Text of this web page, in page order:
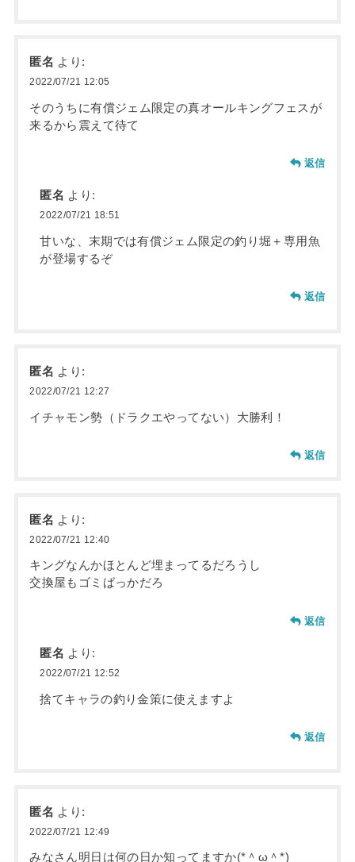
匿名 より:
2022/07/21 12:05
そのうちに有償ジェム限定の真オールキングフェスが
来るから震えて待て
返信
匿名 より:
2022/07/21 18:51
甘いな、末期では有償ジェム限定の釣り堀＋専用魚
が登場するぞ
返信
匿名 より:
2022/07/21 12:27
イチャモン勢（ドラクエやってない）大勝利！
返信
匿名 より:
2022/07/21 12:40
キングなんかほとんど埋まってるだろうし
交換屋もゴミばっかだろ
返信
匿名 より:
2022/07/21 12:52
捨てキャラの釣り金策に使えますよ
返信
匿名 より:
2022/07/21 12:49
みなさん明日は何の日か知ってますか(*＾ω＾*)